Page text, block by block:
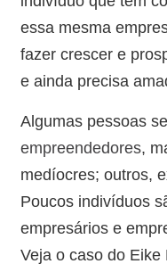
essa mesma
fazer crescer e
e ainda precisa
Algumas pessoas
empreendedores,
medíocres; outros,
Poucos indivíduos
empresários e
Veja o caso do